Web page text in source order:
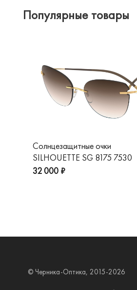
Популярные товары
Солнцезащитные очки
SILHOUETTE SG 8175 7530
32 000 ₽
© Черника-Оптика, 2015-2026